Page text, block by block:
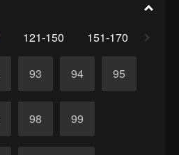
121-150 151-170
93 94 95
98 99